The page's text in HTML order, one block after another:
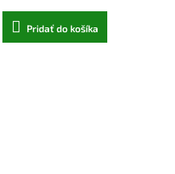
Pridať do košíka